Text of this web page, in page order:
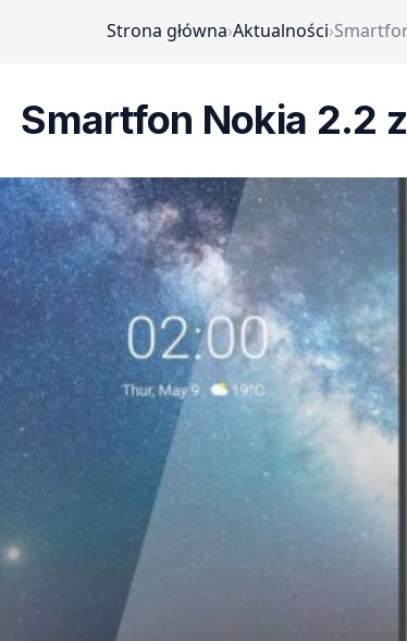
Strona główna›Aktualności›
Smartfon Nokia 2.2